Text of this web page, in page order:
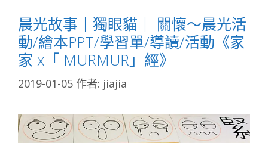
晨光故事｜獨眼貓｜ 關懷～晨光活
動/繪本PPT/學習單/導讀/活動《家
家 x「 MURMUR」經》
2019-01-05 作者: jiajia